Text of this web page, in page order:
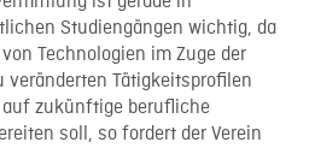
Studiengängen wichtig, da
Technologien im Zuge der
Tätigkeitsprofilen
zukünftige berufliche
soll, so fordert der Verein